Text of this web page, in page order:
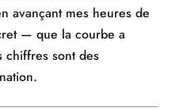
avançant mes heures de
— que la courbe a
chiffres sont des